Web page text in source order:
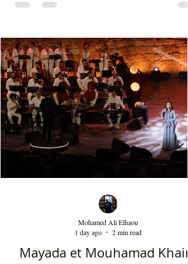
Dedublüman ont performé leurs meilleurs
font la gloire mondiale actuelle de cette bande.
musique de Dedublüman reflète bel et bien
l'identité turque, trouvant harmonieusement sa
place entre les civilisations orientale et
occidentale. Le son de la clarinette est à
d'un cri d'un loup sur les montagnes.
Dédublüm